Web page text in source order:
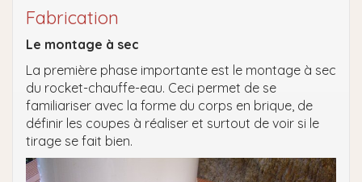
Fabrication
Le montage à sec
La première phase importante est le montage à sec
du rocket-chauffe-eau. Ceci permet de se
familiariser avec la forme du corps en brique, de
définir les coupes à réaliser et surtout de voir si le
tirage se fait bien.